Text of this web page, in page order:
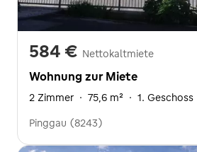
584 € Nettokaltmiete
Wohnung zur Miete
2 Zimmer · 75,6 m² · 1. Geschoss
Pinggau (8243)